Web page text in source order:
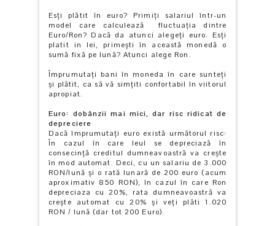
Esți plătit în euro? Primiţi salariul într-un
model care calculează fluctuația dintre
Euro/Ron? Dacă da atunci alegeți euro. Esți
platit in lei, primești în această monedă o
sumă fixă pe lună? Atunci alege Ron.
Împrumutați bani în moneda în care sunteţi
și plătit, ca să vă simțiti confortabil în viitorul
apropiat.
Euro: dobânzii mai mici, dar risc ridicat de
depreciere
Dacă împrumutați euro există următorul risc:
În cazul în care leul se depreciază în
consecință creditul dumneavoastră va creşte
în mod automat. Deci, cu un salariu de 3.000
RON/lună şi o rată lunară de 200 euro (acum
aproximativ 850 RON), în cazul în care Ron
depreciaza cu 20%, rata dumneavoastră va
creşte automat cu 20% şi veţi plăti 1.020
RON / lună (dar tot 200 Euro).